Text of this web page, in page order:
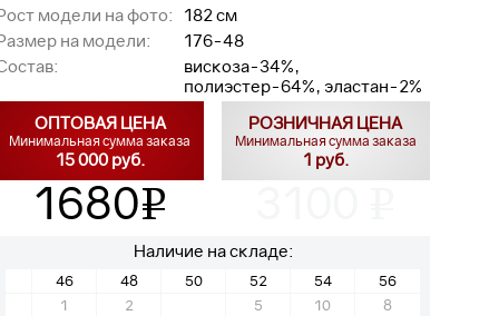
модели на фото:
182 см
на модели:
176-48
вискоза-34%,
полиэстер-64%, эластан-2%
ОПТОВАЯ ЦЕНА
Минимальная сумма заказа
15 000 руб.
1680v
РОЗНИЧНАЯ ЦЕНА
Минимальная сумма заказа
1 руб.
Наличие на складе:
46 48 50 52 54 56
1 2 5 10 8